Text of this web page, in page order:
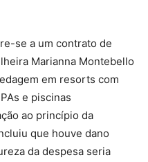
se a um contrato de
Marianna Montebello
em resorts com
e piscinas
ao princípio da
que houve dano
da despesa seria